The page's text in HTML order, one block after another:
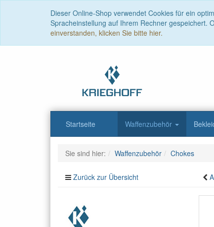
Dieser Online-Shop verwendet Cookies für ein
Spracheinstellung auf Ihrem Rechner gespeichert.
einverstanden, klicken Sie bitte hier.
Startseite Waffenzubehör
Sie sind hier: Waffenzubehör Chokes
Zurück zur Übersicht